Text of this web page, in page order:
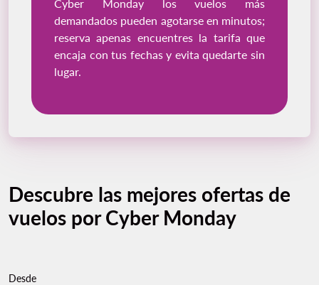
Cyber Monday los vuelos más
demandados pueden agotarse en minutos;
reserva apenas encuentres la tarifa que
encaja con tus fechas y evita quedarte sin
lugar.
Descubre las mejores ofertas de
vuelos por Cyber Monday
Desde